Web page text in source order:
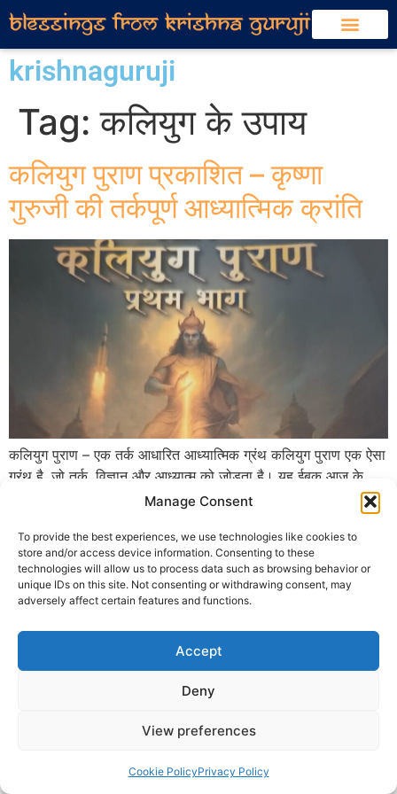
Manage Consent
To provide the best experiences, we use technologies like cookies to
store and/or access device information. Consenting to these
technologies will allow us to process data such as browsing behavior or
unique IDs on this site. Not consenting or withdrawing consent, may
adversely affect certain features and functions.
Accept
Deny
View preferences
Cookie PolicyPrivacy Policy
krishnaguruji
Tag:कलियुग के उपाय
कलियुग पुराण प्रकाशित – कृष्णा
गुरुजी की तर्कपूर्ण आध्यात्मिक क्रांति
कलियुग पुराण – एक तर्क आधारित आध्यात्मिक ग्रंथ कलियुग पुराण एक ऐसा
ग्रंथ है, जो तर्क, विज्ञान और आध्यात्म को जोड़ता है। यह ईबुक आज के
युवाओं को सनातन धर्म से तार्किक और वैज्ञानिक दृष्टिकोण से जोड़ने का
प्रयास करती है। इस पुस्तक में त्योहारों, परंपराओं और अनुष्ठानों को केवल
आस्था के रूप में नहीं […]
© 2025 Krishna Guruji |Privacy Policy|Cookie Policy